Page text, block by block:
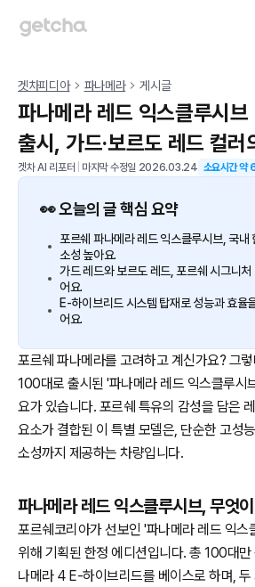
겟차피디아 파나메라 게시글
파나메라 레드 익스클루시
출시, 가드·보르도 레드 컬러
겟차 AI 리포터 마지막 수정일 2026.03.24 소요시간 약
👀 오늘의 글 핵심 요약
포르쉐 파나메라 레드 익스클루시브, 국내
소성 높아요.
가드 레드와 보르도 레드, 포르쉐 시그니
어요.
E-하이브리드 시스템 탑재로 성능과 효율
어요.
포르쉐 파나메라를 고려하고 계신가요? 그
100대로 출시된 '파나메라 레드 익스클루시
요가 있습니다. 포르쉐 특유의 감성을 담은
요소가 결합된 이 특별 모델은, 단순한 고성
소성까지 제공하는 차량입니다.
파나메라 레드 익스클루시브, 무엇
포르쉐코리아가 선보인 '파나메라 레드 익스
위해 기획된 한정 에디션입니다. 총 100대
나메라 4 E-하이브리드를 베이스로 하며, 두